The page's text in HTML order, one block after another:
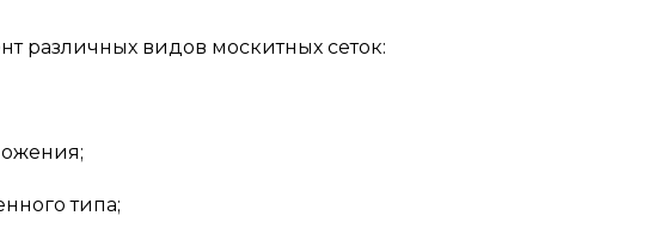
различных видов москитных сеток:
типа;